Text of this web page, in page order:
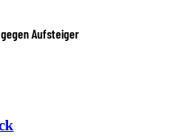
Aufsteiger